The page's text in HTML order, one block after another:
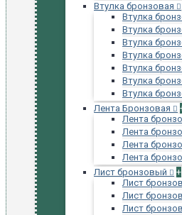
Втулка бронзовая
Втулка
Втулка
Втулка
Втулка
Втулка
Втулка
Втулка
Лента Бронзовая
Лента
Лента
Лента
Лента
Лист бронзовый
+
Лист
Лист
Лист